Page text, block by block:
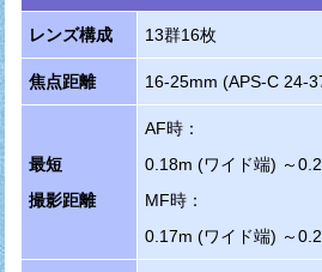
レンズ構成 13群16枚
焦点距離 16-25mm (APS-C 24-
最短
撮影距離
AF時：
0.18m (ワイド端) ～
MF時：
0.17m (ワイド端) ～